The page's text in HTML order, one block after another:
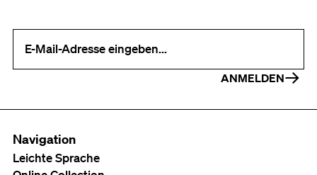
ANMELDEN
Navigation
Leichte Sprache